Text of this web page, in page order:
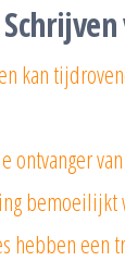
kan
ontvanger
bemoeilijkt
hebben